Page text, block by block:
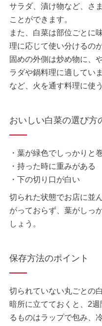
サラダ、漬け物など、さ
ことができます。
また、白菜は部位ごとに
理に応じて使い分けるの
固めの外側は炒め物に、
ラダや鍋料理に適してい
など、火を通す料理に使
おいしい白菜の選び方
・葉が緑色でしっかりと
・持った時に重みがある
・下の切り口が白い
切られた状態でお店に並
がっておらず、葉がしっ
しょう。
保存方法のポイント
切られていない丸ごとの
暗所に立てておくと、2
るものはラップで包み、